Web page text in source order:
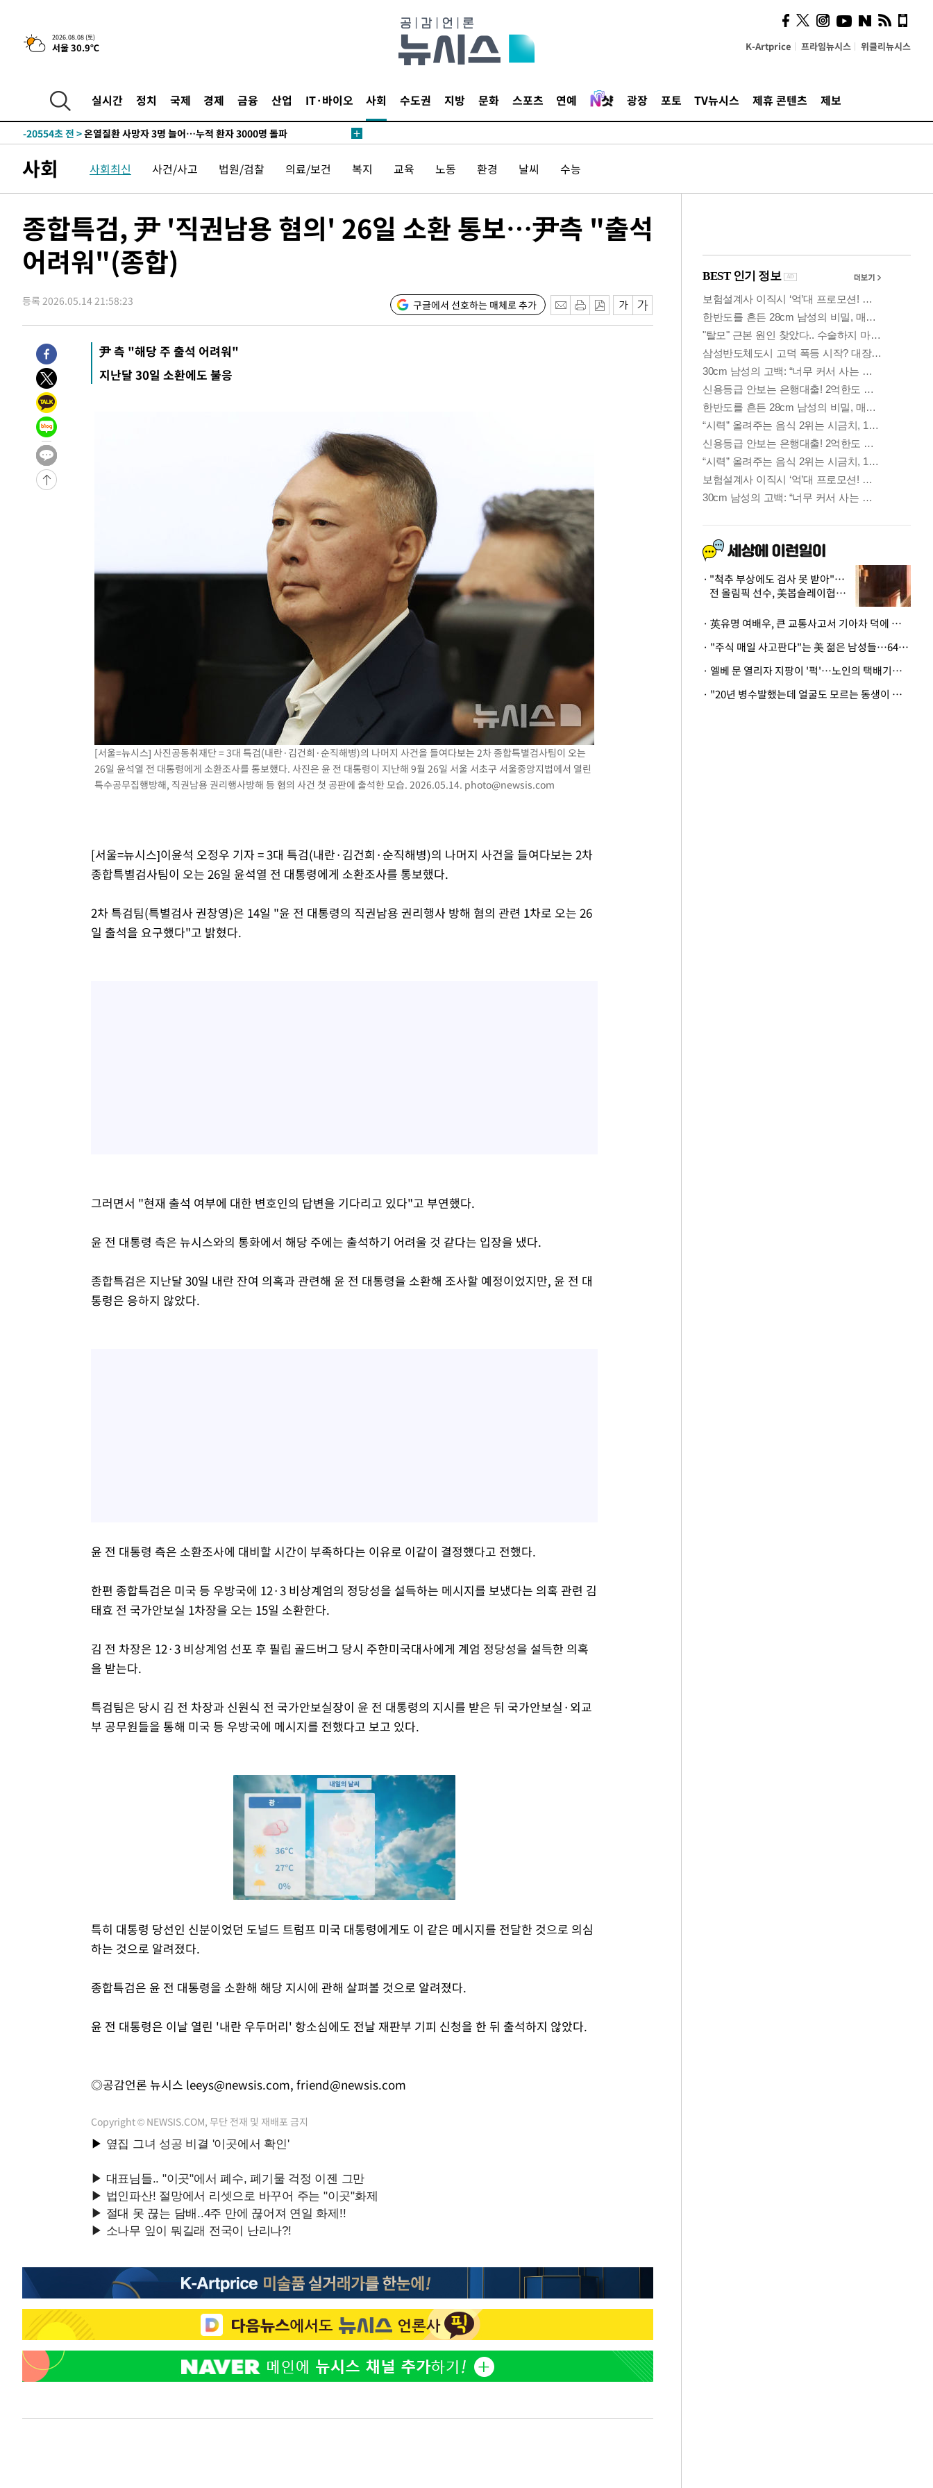
2026.08.08 (토)
서울 30.9℃ K-Artprice 프라임뉴시스 위클리뉴시스
실시간 정치 국제 경제 금융 산업 IT·바이오 사회 수도권 지방 문화 스포츠 연예 광장 포토 TV뉴시스 제휴 콘텐츠 제보
42.08%·宋 10.17%
-28824초 전 >이강인 "아틀레티코 이적 기뻐…등번호 7번 의미보단 팀 위해 뛸
것"
-28759초 전 >[속보]與 당대표 경선, 제주·인천 권리당원 투표 김민석 승리
-21803초 전 >
[속보]이강인 "감독님이 원하는 마음 느꼈고, 많은 트로피 원해 아
틀레티코 이적"
-21585초 전 >
-20554초 전 >온열질환 사망자 3명 늘어…누적 환자 3000명 돌파
-10606초 전 >
백운산서 80년근 천종산삼 9뿌리 발견…감정가 1.3억원
-8316초 전 >선재도서 해루질 나섰다 실종 60대, 닷새 만에 숨진 채 발견
-5226초 전 >여수 오동도 해상서 모터보트 전복…1명 사망·1명 실종
-1453초 전 >극한폭염 한풀 꺾이지만…'낮 최고 35도' 무더위, 열대야 계속[다음
주 날씨]
25분 전 >축구협회 "압수수색·성접대 논란 사과…쇄신의 기회로 삼겠다"
3시간 전 >'최고 37도' 폭염 지속…강원동해안 최대 150㎜ 비
5시간 전 >[속보]뉴욕증시 상승 마감…S&P 0.6% 나스닥 1.3%↑
-30075초 전 >
[속보]與최고위원 제주·인천 순회경선…박선원·최민희·서미화·
한민수·김용 순
-30028초 전 >
[속보]김민석, 與 전대 당원투표 누적 득표율 45.42%로 1위… 정
청래 44.56%
-29310초 전 >
[속보]與 대표 경선 제주·인천 당원투표…金 47.75%·鄭
42.08%·宋 10.17%
-28844초 전 >
것"
-28779초 전 >
-22553초 전 >
낮 최고 35도 '무더위'…동해안 시간당 30㎜ '강한 비'[내일날씨]
-21823초 전 >
[속보]이강인 "감독님이 원하는 마음 느꼈고, 많은 트로피 원해 아
틀레티코 이적"
-21605초 전 >
수도권 40도 육박 '펄펄'…동해안 일부 지역엔 호의주의보
온열질환 사망자 3명 늘어…누적 환자 3000명 돌파
강릉에 시간당 81.4㎜ 물폭탄…도로 잠기고 담벼락 붕괴
백운산서 80년근 천종산삼 9뿌리 발견…감정가 1.3억원
선재도서 해루질 나섰다 실종 60대, 닷새 만에 숨진 채 발견
남자 농구, 나고야 아시안게임서 '홈팀' 일본과 한일전
여수 오동도 해상서 모터보트 전복…1명 사망·1명 실종
극한폭염 한풀 꺾이지만…'낮 최고 35도' 무더위, 열대야 계속[다음
축구협회 "압수수색·성접대 논란 사과…쇄신의 기회로 삼겠다"
[속보]'압수수색·성접대 논란' 축구협회 "실망과 걱정 안겨드려 죄송"
'최고 37도' 폭염 지속…강원동해안 최대 150㎜ 비
[속보]뉴욕증시 상승 마감…S&P 0.6% 나스닥 1.3%↑
사회 사회최신 사건/사고 법원/검찰 의료/보건 복지 교육 노동 환경 날씨 수능
종합특검, 尹 '직권남용 혐의' 26일 소환 통보…尹측 "출석
어려워"(종합)
등록 2026.05.14 21:58:23 구글에서 선호하는 매체로 추가
尹 측 "해당 주 출석 어려워"
지난달 30일 소환에도 불응
[서울=뉴시스] 사진공동취재단 = 3대 특검(내란·김건희·순직해병)의 나머지 사건을 들여다보는 2차 종합특별검사팀이 오는
26일 윤석열 전 대통령에게 소환조사를 통보했다. 사진은 윤 전 대통령이 지난해 9월 26일 서울 서초구 서울중앙지법에서 열린
특수공무집행방해, 직권남용 권리행사방해 등 혐의 사건 첫 공판에 출석한 모습. 2026.05.14. photo@newsis.com
[서울=뉴시스]이윤석 오정우 기자 = 3대 특검(내란·김건희·순직해병)의 나머지 사건을 들여다보는 2차
종합특별검사팀이 오는 26일 윤석열 전 대통령에게 소환조사를 통보했다.
2차 특검팀(특별검사 권창영)은 14일 "윤 전 대통령의 직권남용 권리행사 방해 혐의 관련 1차로 오는 26
일 출석을 요구했다"고 밝혔다.
그러면서 "현재 출석 여부에 대한 변호인의 답변을 기다리고 있다"고 부연했다.
윤 전 대통령 측은 뉴시스와의 통화에서 해당 주에는 출석하기 어려울 것 같다는 입장을 냈다.
종합특검은 지난달 30일 내란 잔여 의혹과 관련해 윤 전 대통령을 소환해 조사할 예정이었지만, 윤 전 대
통령은 응하지 않았다.
윤 전 대통령 측은 소환조사에 대비할 시간이 부족하다는 이유로 이같이 결정했다고 전했다.
한편 종합특검은 미국 등 우방국에 12·3 비상계엄의 정당성을 설득하는 메시지를 보냈다는 의혹 관련 김
태효 전 국가안보실 1차장을 오는 15일 소환한다.
김 전 차장은 12·3 비상계엄 선포 후 필립 골드버그 당시 주한미국대사에게 계엄 정당성을 설득한 의혹
을 받는다.
특검팀은 당시 김 전 차장과 신원식 전 국가안보실장이 윤 전 대통령의 지시를 받은 뒤 국가안보실·외교
부 공무원들을 통해 미국 등 우방국에 메시지를 전했다고 보고 있다.
특히 대통령 당선인 신분이었던 도널드 트럼프 미국 대통령에게도 이 같은 메시지를 전달한 것으로 의심
하는 것으로 알려졌다.
종합특검은 윤 전 대통령을 소환해 해당 지시에 관해 살펴볼 것으로 알려졌다.
윤 전 대통령은 이날 열린 '내란 우두머리' 항소심에도 전날 재판부 기피 신청을 한 뒤 출석하지 않았다.
◎공감언론 뉴시스 leeys@newsis.com, friend@newsis.com
Copyright © NEWSIS.COM, 무단 전재 및 재배포 금지
사이 해답 찾았죠"…알을
깨고 나온 '초자아'
"척추 부상에도 검사 못 받아"…
전 올림픽 선수, 美봅슬레이협회
· 英유명 여배우, 큰 교통사고서 기아차 덕에 살았다
· "주식 매일 사고판다"는 美 젊은 남성들…64%가 "나는 인생의 패배자“
· 엘베 문 열리자 지팡이 '퍽'…노인의 택배기사 폭행 이유
· "20년 병수발했는데 얼굴도 모르는 동생이 유산 절반을"…배다른 형제 상속권 있을까